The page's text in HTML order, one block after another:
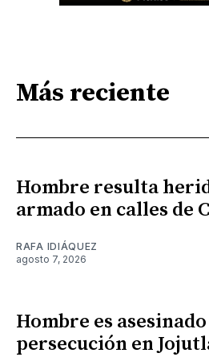
Más reciente
Hombre resulta
armado en calles de
RAFA IDIÁQUEZ
agosto 7, 2026
Hombre es
persecución en